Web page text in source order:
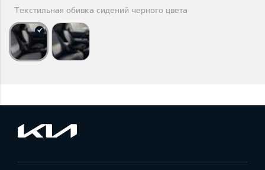
Текстильная обивка сидений черного цвета